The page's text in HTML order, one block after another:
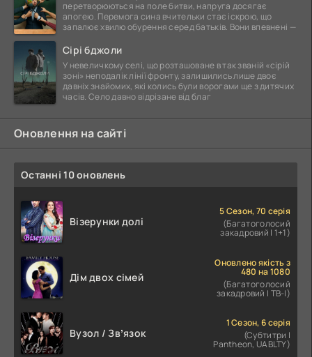
перетворюються на поле битви, напруга досягає
апогею. Перемога сина вчительки стає іскрою, що
запалює хвилю обурення серед батьків. Вони впевнені —
Сірі бджоли
У невеличкому селі, що розташоване в так званій «сірій
зоні» неподалік лінії фронту, залишились лише двоє
давніх знайомих, які колись були ворогами ще з дитячих
часів. Село давно відрізане від благ
Оновлення на сайті
Останні 10 оновлень
Візерунки долі
5 Сезон, 70 серія
(Багатоголосий
закадровий | 1+1)
Дім двох сімей
Оновлено якість з
480 на 1080
(Багатоголосий
закадровий | ТВ-І)
Вузол / Звʼязок
1 Сезон, 6 серія
(Субтитри |
Pantheon, UABLTY)